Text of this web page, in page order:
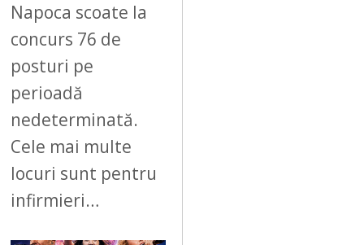
Napoca scoate la
concurs 76 de
posturi pe
perioadă
nedeterminată.
Cele mai multe
locuri sunt pentru
infirmieri…